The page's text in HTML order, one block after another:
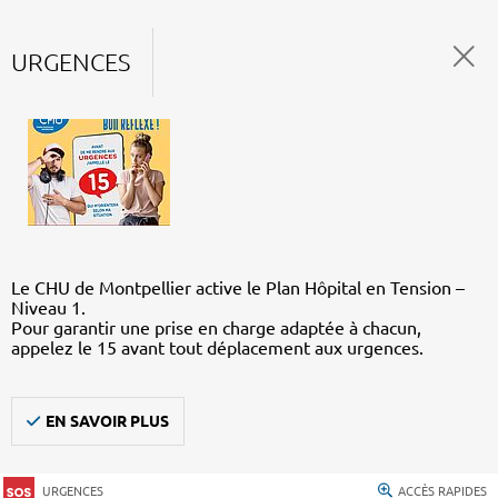
URGENCES
Le CHU de Montpellier active le Plan Hôpital en Tension –
Niveau 1.
Pour garantir une prise en charge adaptée à chacun,
appelez le 15 avant tout déplacement aux urgences.
EN SAVOIR PLUS
URGENCES ACCÈS RAPIDES